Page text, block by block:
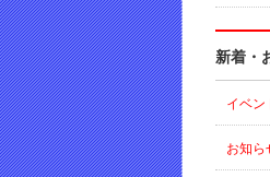
新着・
イベン
お知ら